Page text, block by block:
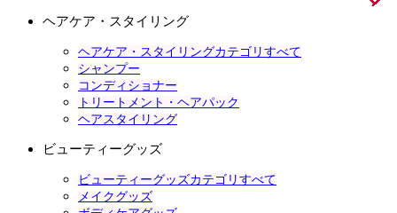
ヘアケア・スタイリング
ヘアケア・スタイリングカテゴリすべて
シャンプー
コンディショナー
トリートメント・ヘアパック
ヘアスタイリング
ビューティーグッズ
ビューティーグッズカテゴリすべて
メイクグッズ